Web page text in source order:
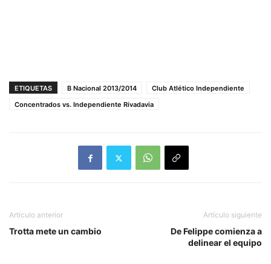
ETIQUETAS B Nacional 2013/2014
Club Atlético Independiente
Concentrados vs. Independiente Rivadavia
Artículo anterior
Trotta mete un cambio
Artículo siguiente
De Felippe comienza a
delinear el equipo